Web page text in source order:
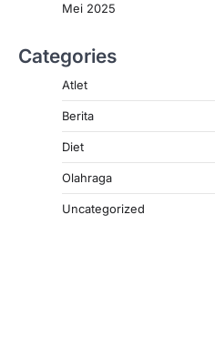
Mei 2025
Categories
Atlet
Berita
Diet
Olahraga
Uncategorized